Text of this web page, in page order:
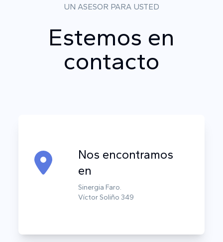
UN ASESOR PARA USTED
Estemos en
contacto
Nos encontramos
en
Sinergia Faro.
Víctor Soliño 349